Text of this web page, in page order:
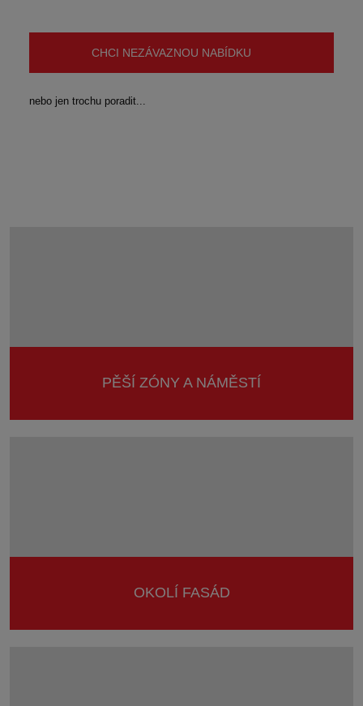
CHCI NEZÁVAZNOU NABÍDKU
nebo jen trochu poradit...
PĚŠÍ ZÓNY A NÁMĚSTÍ
OKOLÍ FASÁD